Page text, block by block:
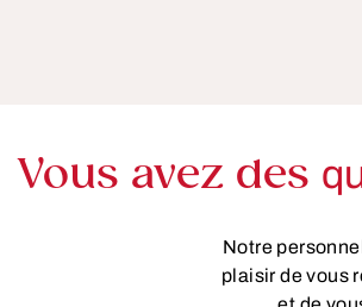
Vous avez des
Notre
plaisir de vous